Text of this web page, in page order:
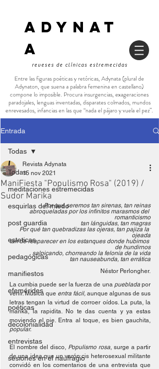
ADYNAT
a
reveses de clínicas estremecidas
Entre las figuras poéticas y retóricas, Adynata (plural de
Adynaton, que suena a palabra femenina en castellano)
compone lo imposible. Procura insurgencias, exageraciones
paradojales, lenguas inventadas, disparates colmados, mundos
enrevesados, infancias en las que “nada el pájaro y vuela el pez”.
Entrada
Todas
meditaciones estremecidas
esquirlas del miedo
post guardia
esteticas
pedagógicas
manifiestos
efemérides
poéticas
decolonialidad
entrevistas
sesiones en el naufragio
Todas
ManiFiesta "Populismo Rosa" (2019) /
Sudor Marika
Revista Adynata
15 nov 2021
Por qué seremos tan sirenas, tan reinas
abroqueladas por los infinitos marasmos del
romanticismo
tan lánguidas, tan magras
Por qué tan quebradizas las ojeras, tan pajiza la
ojeada
tan de reaparecer en los estanques donde hubimos
de hundirnos
salpicando, chorreando la felonía de la vida
tan nauseabunda, tan errática
Néstor Perlongher.
La cumbia puede ser la fuerza de una pueblada por
venir. Música que entra fácil, aunque algunas de sus
letras tengan la virtud de corroer oídos. La puta, la
marika, la rapidita. No te das cuenta y ya estas
popular.
El nombre del disco, Populismo rosa, surge a partir
de una idea que un varón cis heterosexual militante
convidó en los comentarios de una entrevista que